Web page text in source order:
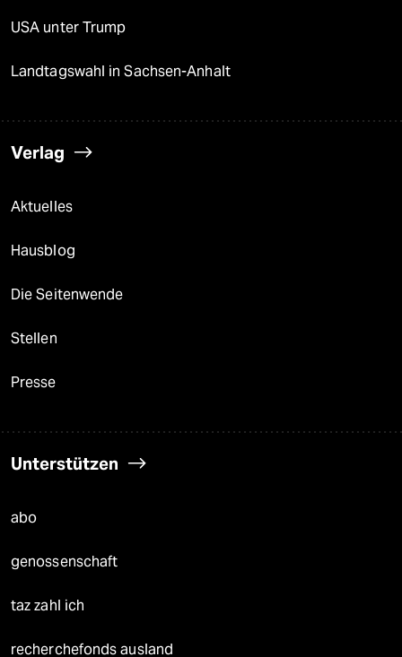
USA unter Trump
Landtagswahl in Sachsen-Anhalt
Verlag
Aktuelles
Hausblog
Die Seitenwende
Stellen
Presse
Unterstützen
abo
genossenschaft
taz zahl ich
recherchefonds ausland